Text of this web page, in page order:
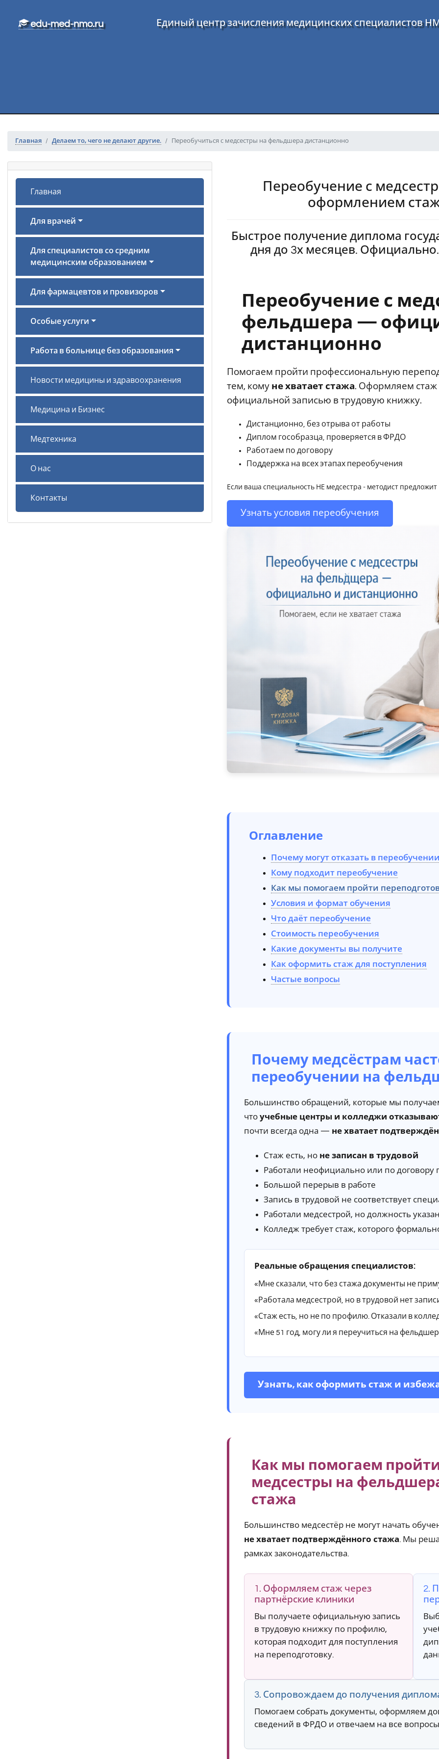
edu-med-nmo.ru Единый центр зачисления медицинских специалистов
Главная Делаем то, чего не делают другие. Переобучиться с медсестры на фельдшера дистанционно
Главная
Для врачей
Для специалистов со средним
медицинским образованием
Для фармацевтов и провизоров
Особые услуги
Работа в больнице без образования
Новости медицины и здравоохранения
Медицина и Бизнес
Медтехника
О нас
Контакты
Переобучение с
оформлением
Быстрое получение диплома
дня до 3х месяцев.
Переобучение с
фельдшера —
дистанционно
Помогаем пройти профессиональную
тем, кому не хватает стажа. Оформляем стаж
официальной записью в трудовую книжку.
Дистанционно, без отрыва от работы
Диплом гособразца, проверяется в ФРДО
Работаем по договору
Поддержка на всех этапах переобучения
Если ваша специальность НЕ медсестра - методист
Узнать условия переобучения
Оглавление
Почему могут отказать в
Кому подходит переобучение
Как мы помогаем пройти
Условия и формат обучения
Что даёт переобучение
Стоимость переобучения
Какие документы вы получите
Как оформить стаж для поступления
Частые вопросы
Почему медсёстрам
переобучении на
Большинство обращений, которые мы
что учебные центры и колледжи
почти всегда одна — не хватает
Стаж есть, но не записан в трудовой
Работали неофициально или по договору
Большой перерыв в работе
Запись в трудовой не соответствует
Работали медсестрой, но должность
Колледж требует стаж, которого
Реальные обращения специалистов:
«Мне сказали, что без стажа документы не
«Работала медсестрой, но в трудовой нет
«Стаж есть, но не по профилю. Отказали в
«Мне 51 год, могу ли я переучиться на
Узнать, как оформить стаж и
Как мы помогаем
медсестры на
стажа
Большинство медсестёр не могут начать
не хватает подтверждённого стажа. Мы
рамках законодательства.
1. Оформляем стаж через
партнёрские клиники
Вы получаете официальную запись
в трудовую книжку по профилю,
которая подходит для поступления
на переподготовку.
2.
3. Сопровождаем до получения
Помогаем собрать документы, оформляем
сведений в ФРДО и отвечаем на все